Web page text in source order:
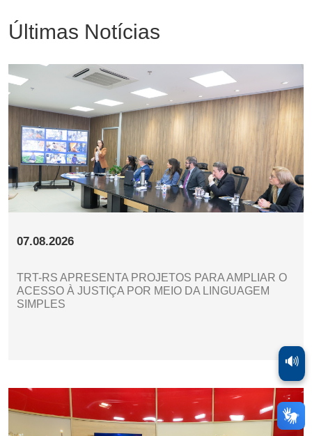
Últimas Notícias
07.08.2026
TRT-RS APRESENTA PROJETOS PARA AMPLIAR O
ACESSO À JUSTIÇA POR MEIO DA LINGUAGEM
SIMPLES
🔊